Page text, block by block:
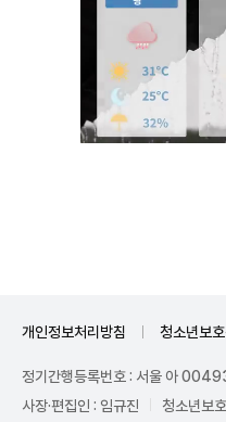
개인정보처리방침 청소년보
정기간행등록번호 : 서울 아
사장·편집인 : 임규진
청소년보